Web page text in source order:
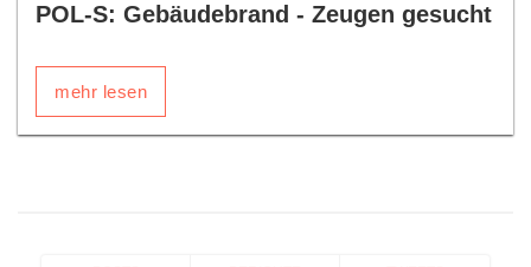
POL-S: Gebäudebrand - Zeugen gesucht
mehr lesen